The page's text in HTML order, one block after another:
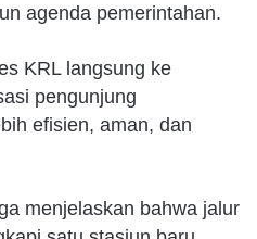
agenda pemerintahan.
KRL langsung ke
pengunjung
efisien, aman, dan
menjelaskan bahwa jalur